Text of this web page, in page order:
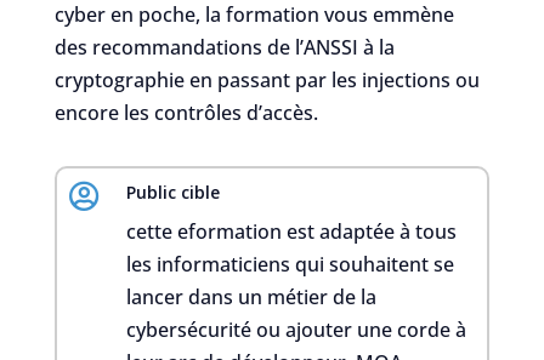
cyber en poche, la formation vous emmène
des recommandations de l’ANSSI à la
cryptographie en passant par les injections ou
encore les contrôles d’accès.
 Public cible
cette eformation est adaptée à tous
les informaticiens qui souhaitent se
lancer dans un métier de la
cybersécurité ou ajouter une corde à